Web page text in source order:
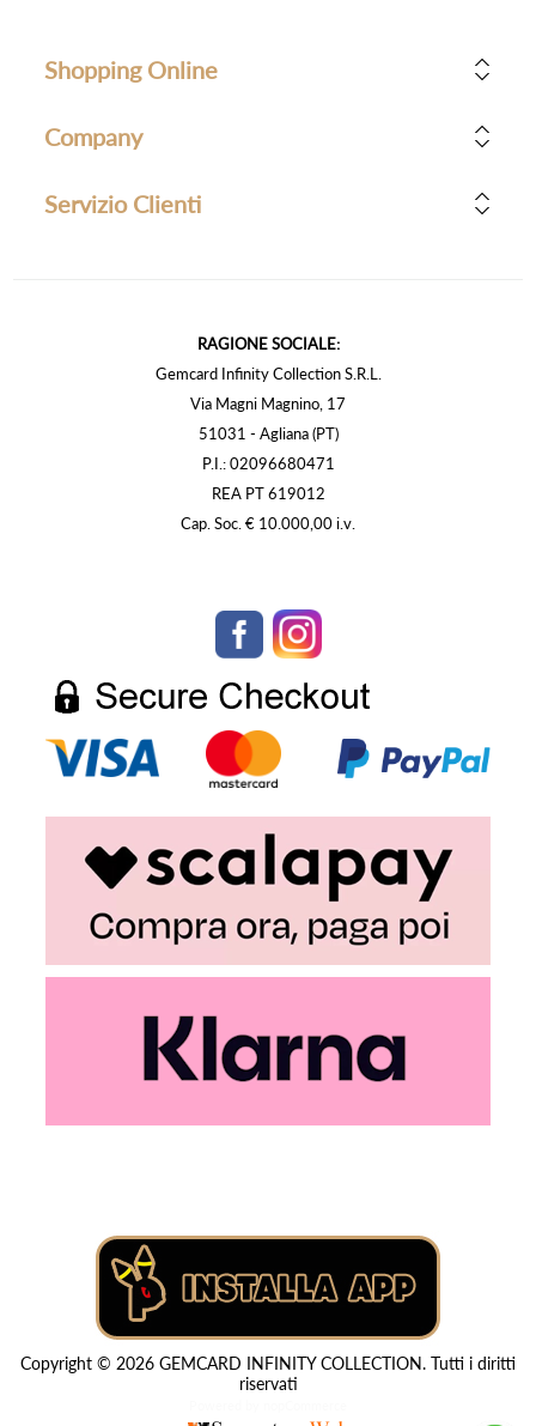
Shopping Online
Company
Servizio Clienti
RAGIONE SOCIALE:
Gemcard Infinity Collection S.R.L.
Via Magni Magnino, 17
51031 - Agliana (PT)
P.I.: 02096680471
REA PT 619012
Cap. Soc. € 10.000,00 i.v.
Copyright © 2026 GEMCARD INFINITY COLLECTION. Tutti i diritti
riservati